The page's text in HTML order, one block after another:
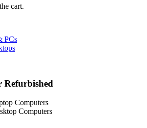
cart.
PCs
Refurbished
Computers
Computers